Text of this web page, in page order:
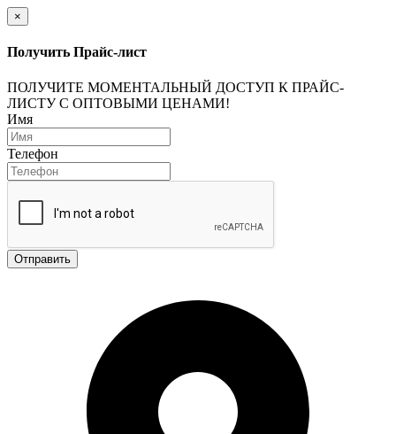
×
Получить Прайс-лист
ПОЛУЧИТЕ МОМЕНТАЛЬНЫЙ ДОСТУП К ПРАЙС-
ЛИСТУ С ОПТОВЫМИ ЦЕНАМИ!
Имя
Телефон
Отправить